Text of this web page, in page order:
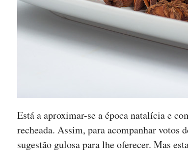
Está a aproximar-se a época natalícia e
recheada. Assim, para acompanhar votos
sugestão gulosa para lhe oferecer. Mas